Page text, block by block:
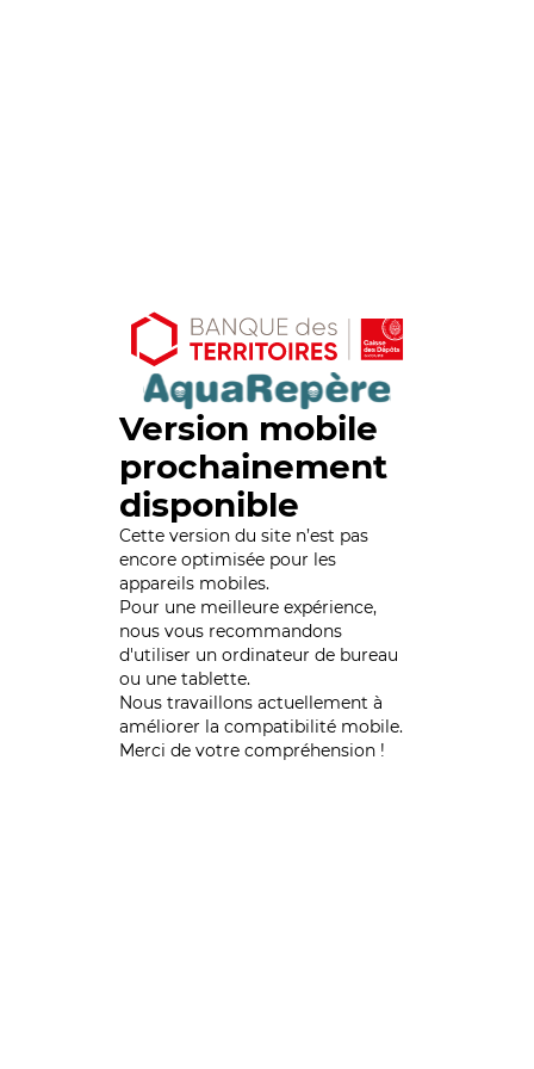
Version mobile
prochainement
disponible
Cette version du site n’est pas
encore optimisée pour les
appareils mobiles.
Pour une meilleure expérience,
nous vous recommandons
d'utiliser un ordinateur de bureau
ou une tablette.
Nous travaillons actuellement à
améliorer la compatibilité mobile.
Merci de votre compréhension !